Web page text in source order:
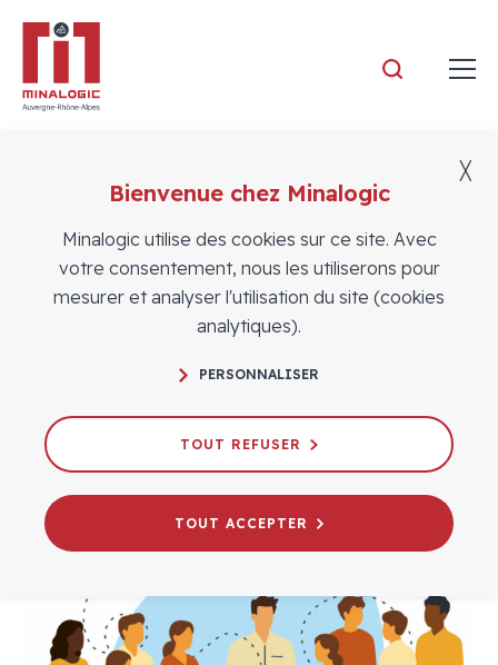
Exposer sur des salons avec
Minalogic
Bienvenue chez Minalogic
Minalogic utilise des cookies sur ce site. Avec
votre consentement, nous les utiliserons pour
mesurer et analyser l'utilisation du site (cookies
analytiques).
PERSONNALISER
TOUT REFUSER
TOUT ACCEPTER
╳